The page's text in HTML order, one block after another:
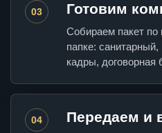
03 Готовим
Собираем пакет
папке:
кадры, договорная
04 Передаем и